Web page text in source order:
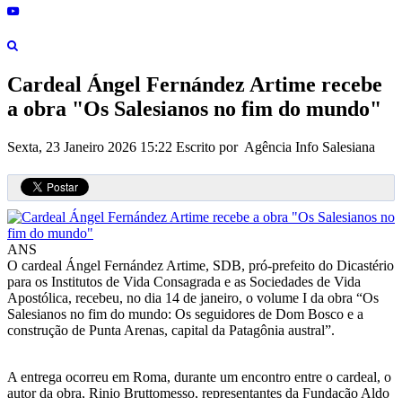
Cardeal Ángel Fernández Artime recebe
a obra "Os Salesianos no fim do mundo"
Sexta, 23 Janeiro 2026 15:22 Escrito por Agência Info Salesiana
ANS
O cardeal Ángel Fernández Artime, SDB, pró-prefeito do Dicastério
para os Institutos de Vida Consagrada e as Sociedades de Vida
Apostólica, recebeu, no dia 14 de janeiro, o volume I da obra “Os
Salesianos no fim do mundo: Os seguidores de Dom Bosco e a
construção de Punta Arenas, capital da Patagônia austral”.
A entrega ocorreu em Roma, durante um encontro entre o cardeal, o
autor da obra, Rinio Bruttomesso, representantes da Fundação Aldo